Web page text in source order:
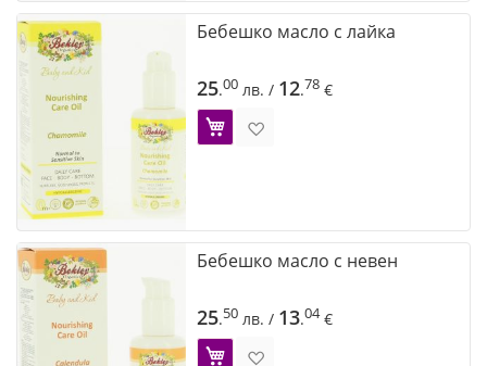
Бебешко масло с лайка
25.00 лв. / 12.78 €
Бебешко масло с невен
25.50 лв. / 13.04€